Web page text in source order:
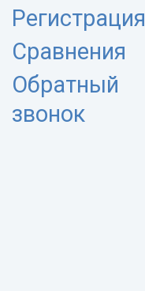
Регистрация
Сравнения
Обратный
звонок